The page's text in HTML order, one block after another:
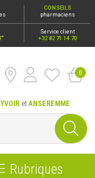
CONSEILS
pharmaciens
*
Service client
+32 82 71 14 70
0
YVOIRetANSEREMME
Rubriques